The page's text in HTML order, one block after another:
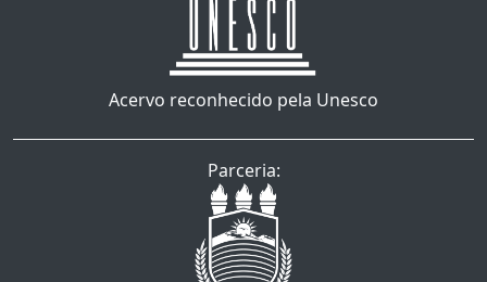
Acervo reconhecido pela Unesco
Parceria: